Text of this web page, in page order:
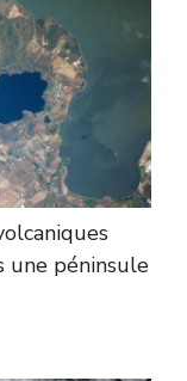
une péninsule